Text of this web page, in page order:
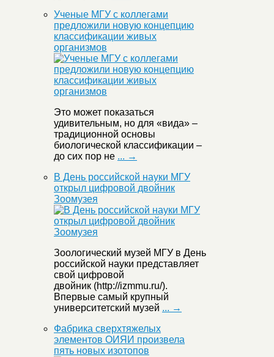
Ученые МГУ с коллегами
предложили новую концепцию
классификации живых
организмов
Это может показаться
удивительным, но для «вида» –
традиционной основы
биологической классификации –
до сих пор не ... →
В День российской науки МГУ
открыл цифровой двойник
Зоомузея
Зоологический музей МГУ в День
российской науки представляет
свой цифровой
двойник (http://izmmu.ru/).
Впервые самый крупный
университетский музей ... →
Фабрика сверхтяжелых
элементов ОИЯИ произвела
пять новых изотопов